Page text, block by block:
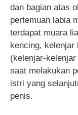
dan bagian atas
pertemuan labia
terdapat muara
kencing, kelenjar
(kelenjar-
saat melakukan
istri yang
penis.